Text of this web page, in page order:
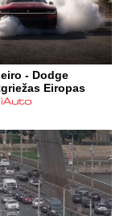
- Dodge
Eiropas